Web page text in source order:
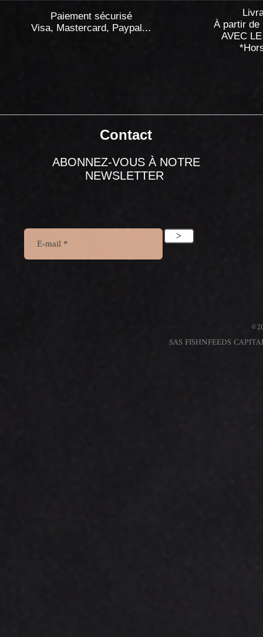
Paiement sécurisé
Visa, Mastercard, Paypal...
À partir de
AVEC
Contact
ABONNEZ-VOUS À NOTRE
NEWSLETTER
>
SAS FISHNFEEDS